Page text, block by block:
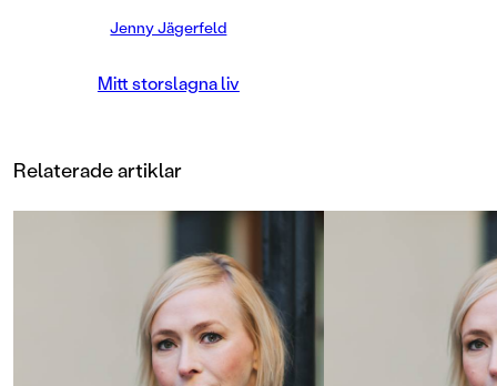
månen, borde man ju kunna bli
exakt hur.
hennes pensionat. Sigge tycker att
sig själv och bli en ny människa.
eller i alla fall att kunna prata med
folk utan att de tittar på honom
som om han var ett freak. Men hur
gör man för att få vänner? Hur blir
man populär? Och framför allt: Kan
man fixa det på 59 dagar?
Jenny Jägerfeld
Mitt storslagna liv
Relaterade artiklar